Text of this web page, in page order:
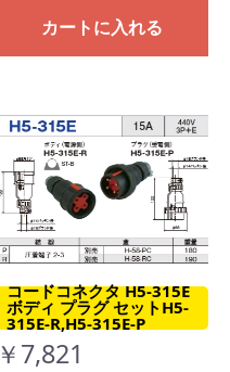
カートに入れる
コードコネクタ H5-315E
ボディ プラグ セットH5-
315E-R,H5-315E-P
￥7,821